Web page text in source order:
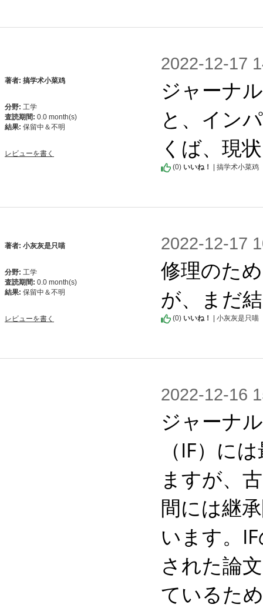
著者: 搞学术小菜鸡
分野: 工学
査読期間: 0.0 month(s)
結果: 保留中＆不明
レビューを書く
2022-12-17
ジャーナ
と、イン
くば、現
(0) いいね！ | 搞学术小菜鸡
著者: 小灰灰是只喵
分野: 工学
査読期間: 0.0 month(s)
結果: 保留中＆不明
レビューを書く
2022-12-17
修理のた
が、まだ
(0) いいね！ | 小灰灰是只喵
2022-12-16
ジャーナ
（IF）に
ますが、
間には継
います。
された論
ているた